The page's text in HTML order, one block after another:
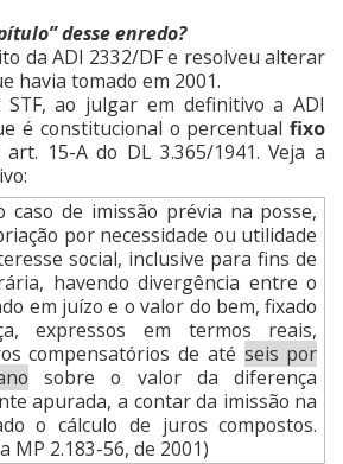
desse enredo?
da ADI 2332/DF e resolveu alterar
havia tomado em 2001.
ao julgar em definitivo a ADI
é constitucional o percentual fixo
15-A do DL 3.365/1941. Veja a
caso de imissão prévia na posse,
por necessidade ou utilidade
social, inclusive para fins de
havendo divergência entre o
em juízo e o valor do bem, fixado
expressos em termos reais,
compensatórios de até seis por
sobre o valor da diferença
apurada, a contar da imissão na
o cálculo de juros compostos.
MP 2.183-56, de 2001)